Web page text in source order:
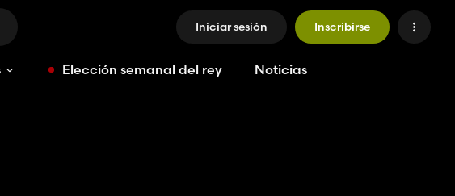
Iniciar sesión Inscribirse
Elección semanal del rey Noticias